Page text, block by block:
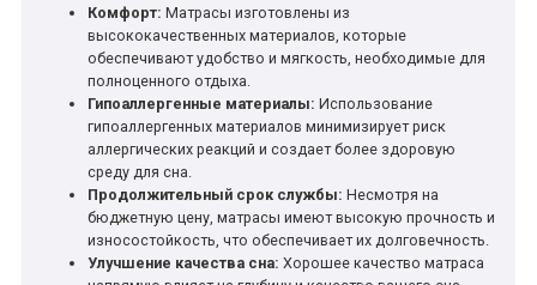
Комфорт: Матрасы изготовлены из
высококачественных материалов, которые
обеспечивают удобство и мягкость, необходимые для
полноценного отдыха.
Гипоаллергенные материалы: Использование
гипоаллергенных материалов минимизирует риск
аллергических реакций и создает более здоровую
среду для сна.
Продолжительный срок службы: Несмотря на
бюджетную цену, матрасы имеют высокую прочность и
износостойкость, что обеспечивает их долговечность.
Улучшение качества сна: Хорошее качество матраса